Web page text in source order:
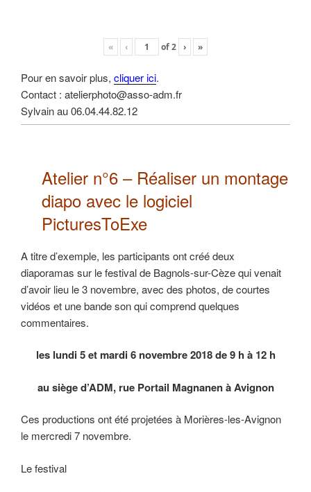
« ‹ of2 › »
Pour en savoir plus, cliquer ici.
Contact : atelierphoto@asso-adm.fr
Sylvain au 06.04.44.82.12
Atelier n°6 – Réaliser un montage
diapo avec le logiciel
PicturesToExe
A titre d’exemple, les participants ont créé deux
diaporamas sur le festival de Bagnols-sur-Cèze qui venait
d’avoir lieu le 3 novembre, avec des photos, de courtes
vidéos et une bande son qui comprend quelques
commentaires.
les lundi 5 et mardi 6 novembre 2018 de 9 h à 12 h
au siège d’ADM, rue Portail Magnanen à Avignon
Ces productions ont été projetées à Morières-les-Avignon
le mercredi 7 novembre.
Le festival